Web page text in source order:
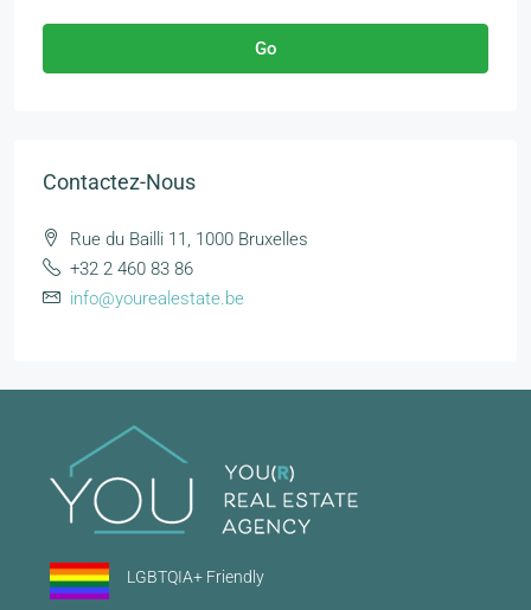
Go
Contactez-Nous
Rue du Bailli 11, 1000 Bruxelles
+32 2 460 83 86
info@yourealestate.be
LGBTQIA+ Friendly